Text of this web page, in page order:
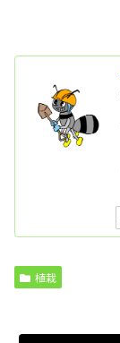
植栽